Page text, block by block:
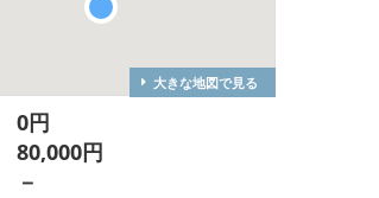
大きな地図で見る
0円
80,000円
－